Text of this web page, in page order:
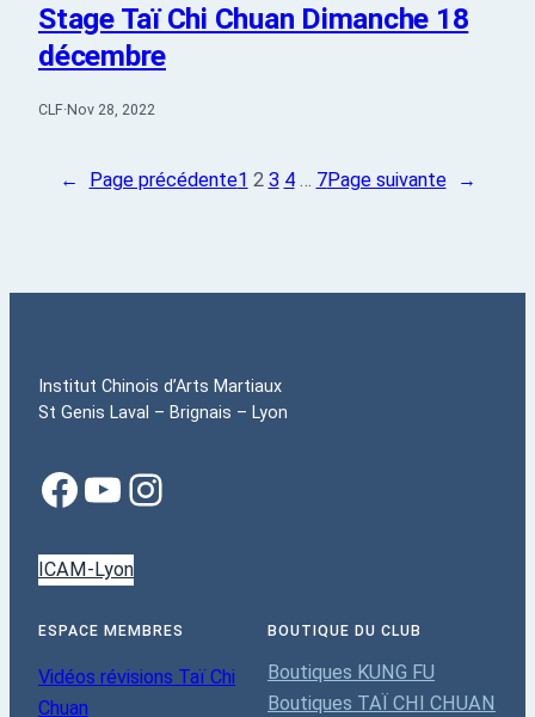
Stage Taï Chi Chuan Dimanche 18
décembre
CLF·Nov 28, 2022
← Page précédente1 2 3 4 … 7Page suivante →
Institut Chinois d’Arts Martiaux
St Genis Laval – Brignais – Lyon
ICAM-Lyon
ESPACE MEMBRES
Vidéos révisions Taï Chi
Chuan
BOUTIQUE DU CLUB
Boutiques KUNG FU
Boutiques TAÏ CHI CHUAN